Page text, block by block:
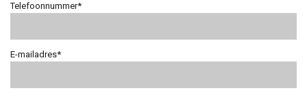
Telefoonnummer*
E-mailadres*